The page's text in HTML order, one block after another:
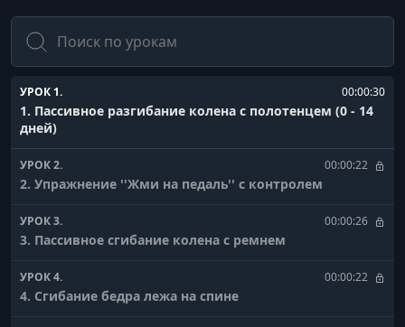
Поиск
УРОК 1. 00:00:30
1. Пассивное разгибание колена с полотенцем (0 - 14
дней)
УРОК 2. 00:00:22
2. Упражнение ''Жми на педаль'' с контролем
УРОК 3. 00:00:26
3. Пассивное сгибание колена с ремнем
УРОК 4. 00:00:22
4. Сгибание бедра лежа на спине